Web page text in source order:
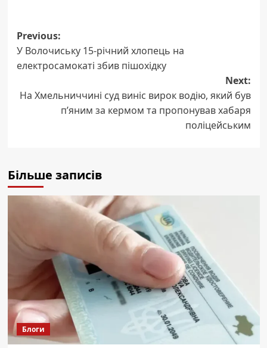
Post
navigation
Previous:
У Волочиську 15-річний хлопець на
електросамокаті збив пішохідку
Next:
На Хмельниччині суд виніс вирок водію, який був
п’яним за кермом та пропонував хабаря
поліцейським
Більше записів
Блоги